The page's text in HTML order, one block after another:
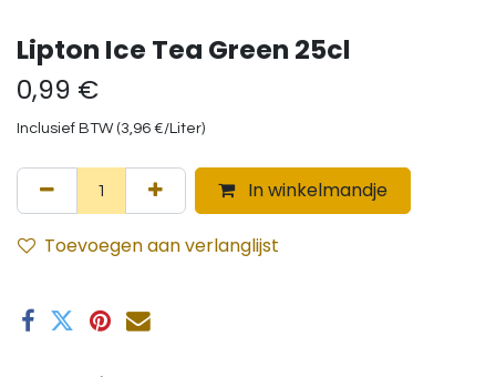
Lipton Ice Tea Green 25cl
0,99 €
Inclusief BTW (3,96 €/Liter)
In winkelmandje
Toevoegen aan verlanglijst